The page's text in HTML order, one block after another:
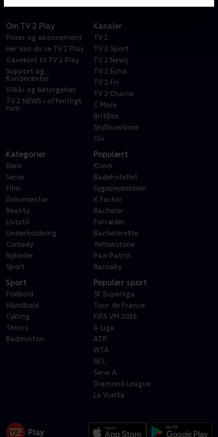
Om TV 2 Play
Priser og abonnement
Her kan du se TV 2 Play
Gavekort til TV 2 Play
Support og
Kundecenter
Vilkår og betingelser
TV 2 NEWS i offentligt
rum
Kanaler
TV 2
TV 2 Sport
TV 2 News
TV 2 Echo
TV 2 Fri
TV 2 Charlie
C More
BritBox
SkyShowtime
Oiii
Kategorier
Børn
Serier
Film
Dokumentar
Reality
Livsstil
Underholdning
Comedy
Nyheder
Sport
Populært
Klovn
Badehotellet
Sygeplejeskolen
X Factor
Bachelor
Forræder
Bachelorette
Yellowstone
Paw Patrol
Barnaby
Sport
Fodbold
Håndbold
Cykling
Tennis
Badminton
Populær sport
3F Superliga
Tour de France
FIFA VM 2026
A Liga
ATP
WTA
NFL
Serie A
Diamond League
La Vuelta